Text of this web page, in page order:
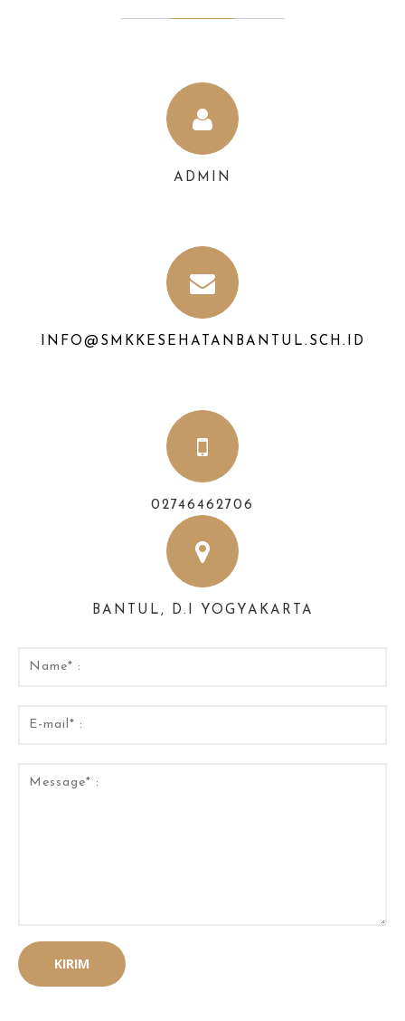
ADMIN
INFO@SMKKESEHATANBANTUL.SCH.ID
02746462706
BANTUL, D.I YOGYAKARTA